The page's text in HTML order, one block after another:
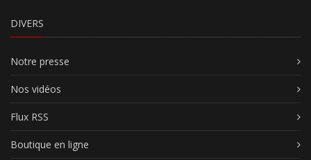
DIVERS
Notre presse
Nos vidéos
Flux RSS
Boutique en ligne